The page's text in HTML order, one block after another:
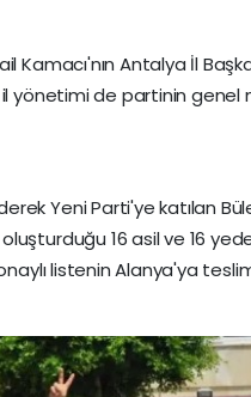
Kamacı'nın Antalya İl
il yönetimi de partinin
Yeni Parti'ye katılan
16 asil ve 16
listenin Alanya'ya